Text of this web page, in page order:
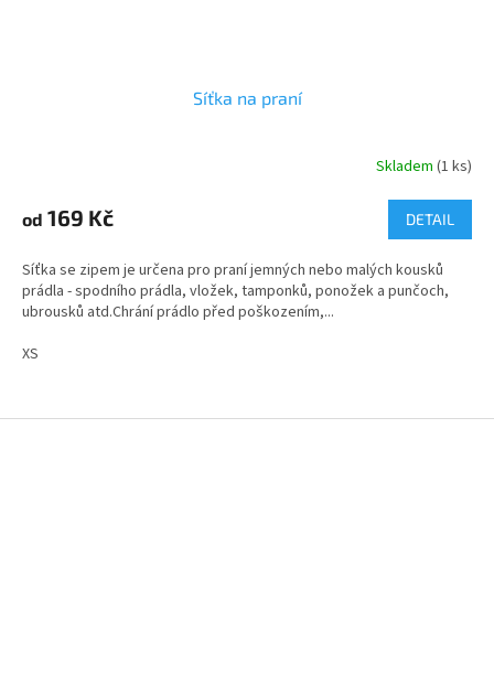
Síťka na praní
Skladem (1 ks)
od 169 Kč DETAIL
Síťka se zipem je určena pro praní jemných nebo malých kousků
prádla - spodního prádla, vložek, tamponků, ponožek a punčoch,
ubrousků atd.Chrání prádlo před poškozením,...
XS